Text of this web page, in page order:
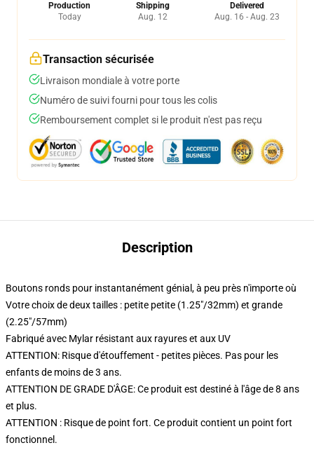
Production
Today
Shipping
Aug. 12
Delivered
Aug. 16 - Aug. 23
Transaction sécurisée
Livraison mondiale à votre porte
Numéro de suivi fourni pour tous les colis
Remboursement complet si le produit n'est pas reçu
Description
Boutons ronds pour instantanément génial, à peu près n'importe où
Votre choix de deux tailles : petite petite (1.25"/32mm) et grande
(2.25"/57mm)
Fabriqué avec Mylar résistant aux rayures et aux UV
ATTENTION: Risque d'étouffement - petites pièces. Pas pour les
enfants de moins de 3 ans.
ATTENTION DE GRADE D'ÂGE: Ce produit est destiné à l'âge de 8 ans
et plus.
ATTENTION : Risque de point fort. Ce produit contient un point fort
fonctionnel.